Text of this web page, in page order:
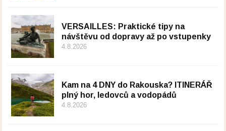
VERSAILLES: Praktické tipy na
návštěvu od dopravy až po vstupenky
4.8.2026
Kam na 4 DNY do Rakouska? ITINERÁŘ
plný hor, ledovců a vodopádů
4.8.2026